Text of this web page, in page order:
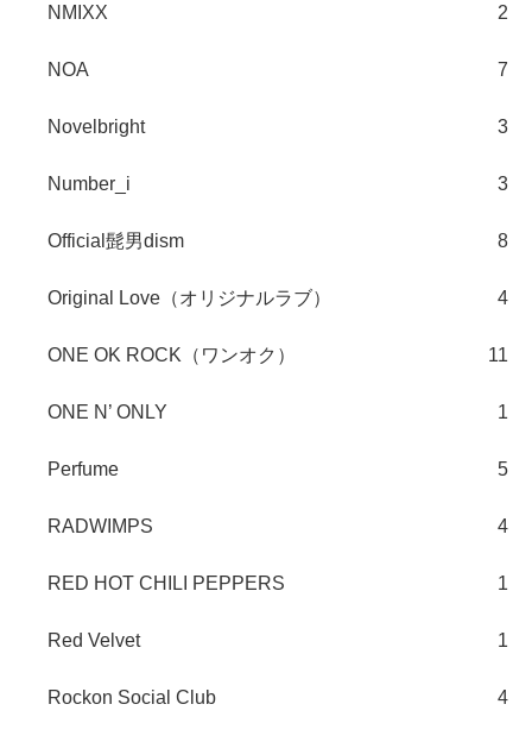
NMIXX 2
NOA 7
Novelbright 3
Number_i 3
Official髭男dism 8
Original Love（オリジナルラブ） 4
ONE OK ROCK（ワンオク） 11
ONE N’ ONLY 1
Perfume 5
RADWIMPS 4
RED HOT CHILI PEPPERS 1
Red Velvet 1
Rockon Social Club 4